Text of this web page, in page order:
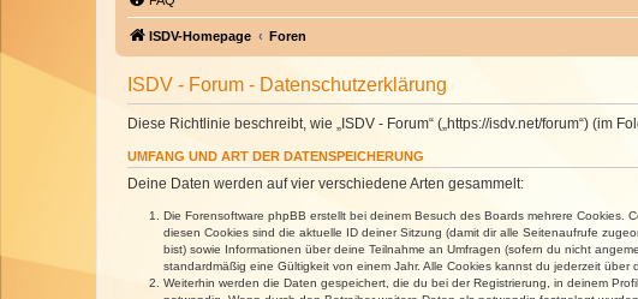
ISDV-Homepage Foren
ISDV - Forum - Datenschutzerklärung
Diese Richtlinie beschreibt, wie „ISDV - Forum“ („https://isdv.net/forum“) (im
UMFANG UND ART DER DATENSPEICHERUNG
Deine Daten werden auf vier verschiedene Arten gesammelt:
Die Forensoftware phpBB erstellt bei deinem Besuch des Boards mehrere
diesen Cookies sind die aktuelle ID deiner Sitzung (damit dir alle Seitenaufrufe
bist) sowie Informationen über deine Teilnahme an Umfragen (sofern du nicht
standardmäßig eine Gültigkeit von einem Jahr. Alle Cookies kannst du jederzeit über
Weiterhin werden die Daten gespeichert, die du bei der Registrierung, in deinem